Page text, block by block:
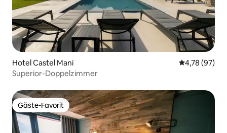
Hotel Castel Mani
4,78 (97)
Superior-Doppelzimmer
Gäste-Favorit
Gäste-Favorit